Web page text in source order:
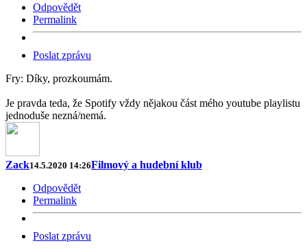
Odpovědět
Permalink
Poslat zprávu
Fry: Díky, prozkoumám.
Je pravda teda, že Spotify vždy nějakou část mého youtube playlistu
jednoduše nezná/nemá.
Zack14.5.2020 14:26Filmový a hudební klub
Odpovědět
Permalink
Poslat zprávu